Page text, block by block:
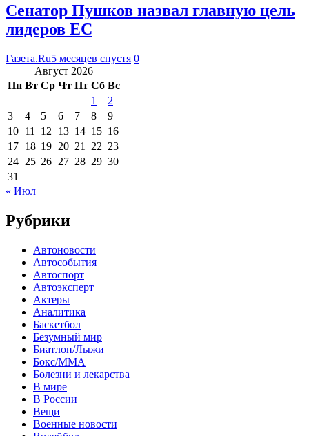
Сенатор Пушков назвал главную цель
лидеров ЕС
Газета.Ru5 месяцев спустя 0
Август 2026
Пн Вт Ср Чт Пт Сб Вс
1
2
3
4 5 6 7 8
9
10 11 12 13 14 15 16
17 18 19 20 21 22 23
24 25 26 27 28 29 30
31
« Июл
Рубрики
Автоновости
Автособытия
Автоспорт
Автоэксперт
Актеры
Аналитика
Баскетбол
Безумный мир
Биатлон/Лыжи
Бокс/MMA
Болезни и лекарства
В мире
В России
Вещи
Военные новости